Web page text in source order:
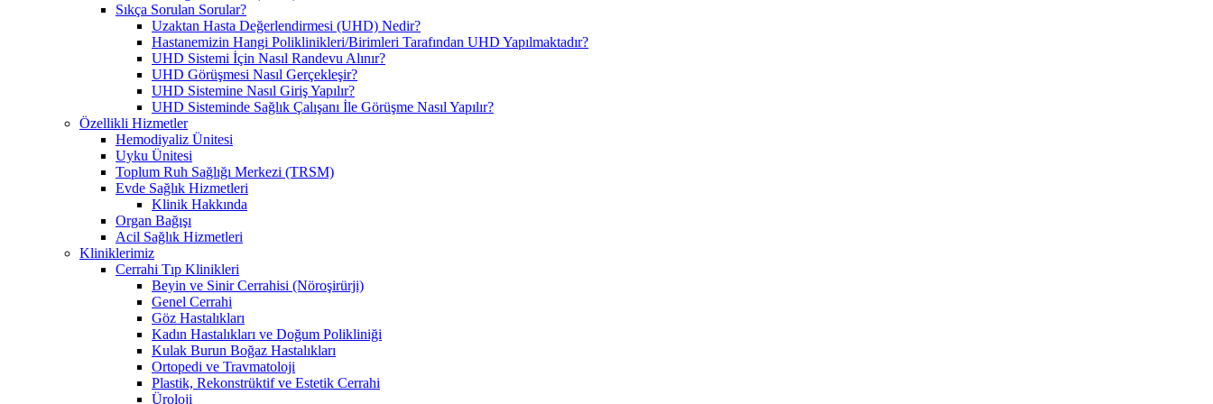
Sıkça Sorulan Sorular?
Uzaktan Hasta Değerlendirmesi (UHD) Nedir?
Hastanemizin Hangi Poliklinikleri/Birimleri Tarafından UHD Yapılmaktadır?
UHD Sistemi İçin Nasıl Randevu Alınır?
UHD Görüşmesi Nasıl Gerçekleşir?
UHD Sistemine Nasıl Giriş Yapılır?
UHD Sisteminde Sağlık Çalışanı İle Görüşme Nasıl Yapılır?
Özellikli Hizmetler
Hemodiyaliz Ünitesi
Uyku Ünitesi
Toplum Ruh Sağlığı Merkezi (TRSM)
Evde Sağlık Hizmetleri
Klinik Hakkında
Organ Bağışı
Acil Sağlık Hizmetleri
Kliniklerimiz
Cerrahi Tıp Klinikleri
Beyin ve Sinir Cerrahisi (Nöroşirürji)
Genel Cerrahi
Göz Hastalıkları
Kadın Hastalıkları ve Doğum Polikliniği
Kulak Burun Boğaz Hastalıkları
Ortopedi ve Travmatoloji
Plastik, Rekonstrüktif ve Estetik Cerrahi
Üroloji